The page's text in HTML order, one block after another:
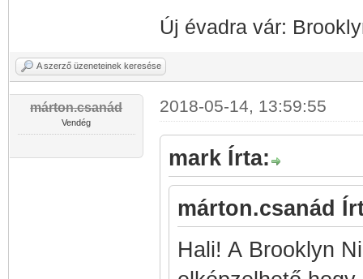
Új évadra vár:
A szerző üzeneteinek keresése
márton.csanád
Vendég
2018-05-14, 13:59:55
mark Írta:
márton.csanád
Hali! A Brooklyn